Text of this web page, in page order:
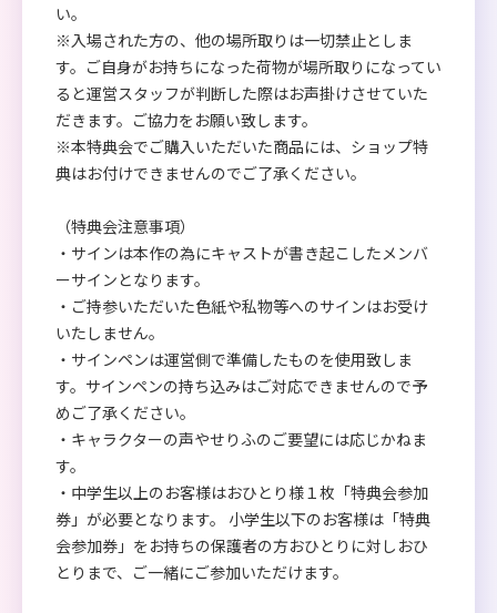
い。
※入場された方の、他の場所取りは一切禁止としま
す。ご自身がお持ちになった荷物が場所取りになってい
ると運営スタッフが判断した際はお声掛けさせていた
だきます。ご協力をお願い致します。
※本特典会でご購入いただいた商品には、ショップ特
典はお付けできませんのでご了承ください。
（特典会注意事項）
・サインは本作の為にキャストが書き起こしたメンバ
ーサインとなります。
・ご持参いただいた色紙や私物等へのサインはお受け
いたしません。
・サインペンは運営側で準備したものを使用致しま
す。サインペンの持ち込みはご対応できませんので予
めご了承ください。
・キャラクターの声やせりふのご要望には応じかねま
す。
・中学生以上のお客様はおひとり様１枚「特典会参加
券」が必要となります。 小学生以下のお客様は「特典
会参加券」をお持ちの保護者の方おひとりに対しおひ
とりまで、ご一緒にご参加いただけます。